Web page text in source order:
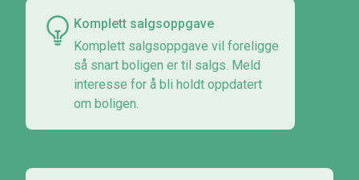
Komplett salgsoppgave
Komplett salgsoppgave vil foreligge
så snart boligen er til salgs. Meld
interesse for å bli holdt oppdatert
om boligen.